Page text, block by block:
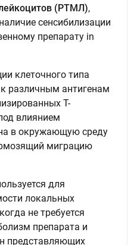
(РТМЛ),
сенсибилизации
препарату in
клеточного типа
различным антигенам
Т-
влиянием
в окружающую среду
миграцию
для
локальных
не требуется
препарата и
представляющих